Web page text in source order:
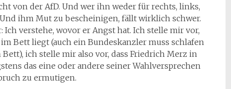
von der AfD. Und wer ihn weder für rechts, links,
ihm Mut zu bescheinigen, fällt wirklich schwer.
verstehe, wovor er Angst hat. Ich stelle mir vor,
Bett liegt (auch ein Bundeskanzler muss schlafen
ich stelle mir also vor, dass Friedrich Merz in
das eine oder andere seiner Wahlversprechen
zu ermutigen.